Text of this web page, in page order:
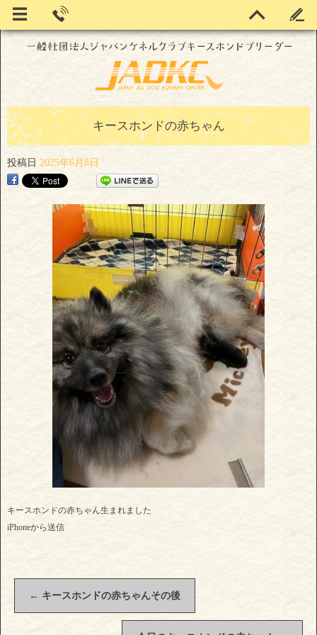
キースホンドの赤ちゃん
投稿日 2025年6月8日
キースホンドの赤ちゃん生まれました
iPhoneから送信
← キースホンドの赤ちゃんその後